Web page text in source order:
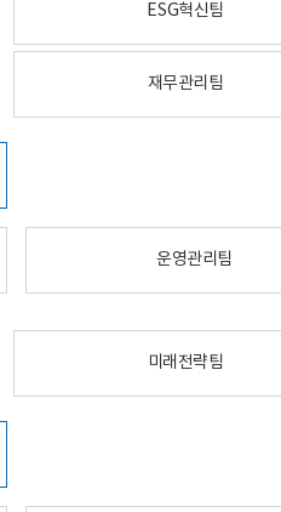
ESG혁신팀
재무관리팀
운영관리팀
미래전략팀